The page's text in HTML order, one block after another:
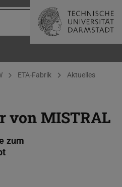
ETA-Fabrik Aktuelles
von MISTRAL
zum